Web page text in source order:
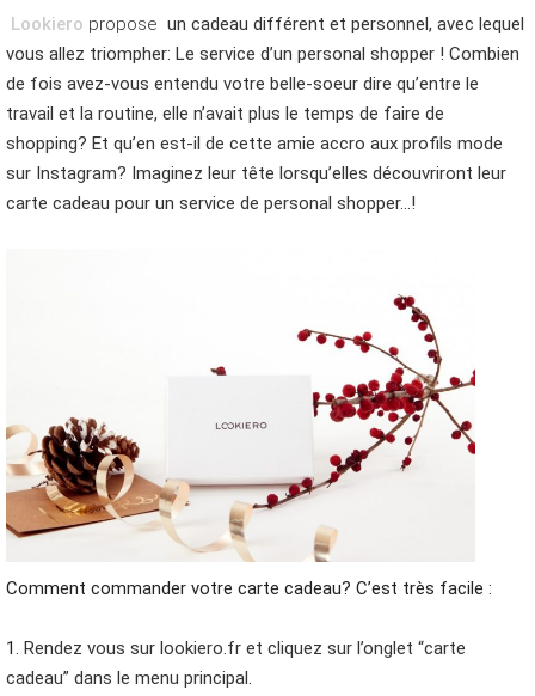
Lookiero propose un cadeau différent et personnel, avec lequel
vous allez triompher: Le service d’un personal shopper ! Combien
de fois avez-vous entendu votre belle-soeur dire qu’entre le
travail et la routine, elle n’avait plus le temps de faire de
shopping? Et qu’en est-il de cette amie accro aux profils mode
sur Instagram? Imaginez leur tête lorsqu’elles découvriront leur
carte cadeau pour un service de personal shopper…!
Comment commander votre carte cadeau? C’est très facile :
1. Rendez vous sur lookiero.fr et cliquez sur l’onglet “carte
cadeau” dans le menu principal.